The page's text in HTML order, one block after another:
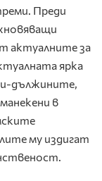
Преди
актуалните за
ярка
дължините,
в
му издигат